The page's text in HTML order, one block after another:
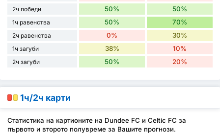
2ч победи 50% 50%
1ч равенства 50% 70%
2ч равенства 0% 30%
1ч загуби 38% 10%
2ч загуби 50% 20%
1ч/2ч карти
Статистика на картионите на Dundee FC и Celtic FC за
първото и второто полувреме за Вашите прогнози.